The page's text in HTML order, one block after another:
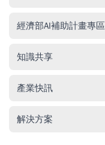
經濟部AI補助計畫專區
知識共享
產業快訊
解決方案